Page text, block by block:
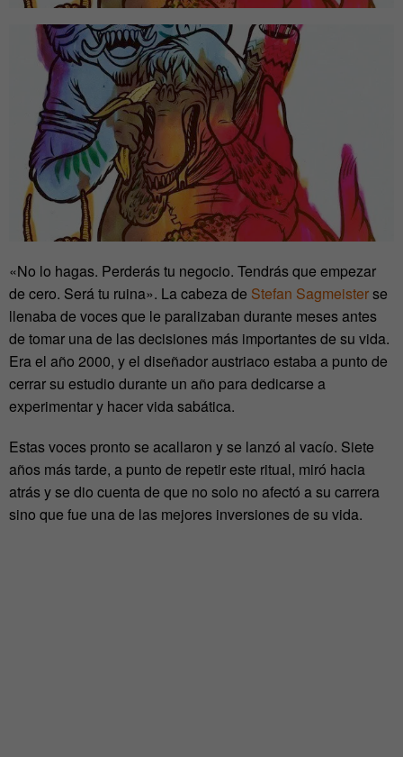
«No lo hagas. Perderás tu negocio. Tendrás que empezar
de cero. Será tu ruina». La cabeza de Stefan Sagmeisterse
llenaba de voces que le paralizaban durante meses antes
de tomar una de las decisiones más importantes de su vida.
Era el año 2000, y el diseñador austriaco estaba a punto de
cerrar su estudio durante un año para dedicarse a
experimentar y hacer vida sabática.
Estas voces pronto se acallaron y se lanzó al vacío. Siete
años más tarde, a punto de repetir este ritual, miró hacia
atrás y se dio cuenta de que no solo no afectó a su carrera
sino que fue una de las mejores inversiones de su vida.